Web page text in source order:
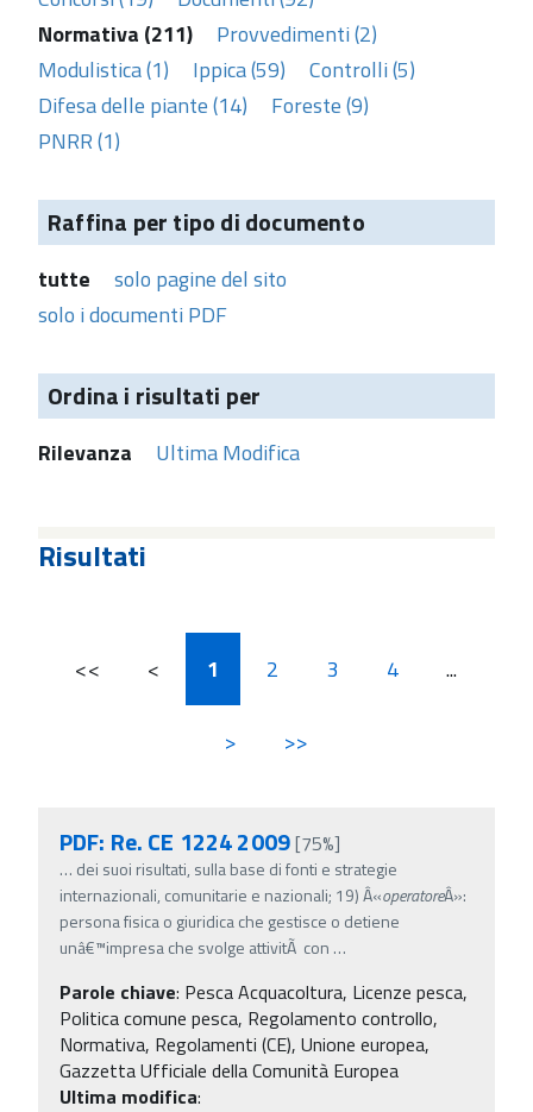
Normativa (211)
Provvedimenti (2)
Modulistica (1)
Ippica (59)
Controlli (5)
Difesa delle piante (14)
Foreste (9)
PNRR (1)
Raffina per tipo di documento
tutte
solo pagine del sito
solo i documenti PDF
Ordina i risultati per
Rilevanza Ultima Modifica
Risultati
<< < 1 2 3 4 ...
> >>
PDF: Re. CE 1224 2009[75%]
… dei suoi risultati, sulla base di fonti e strategie
internazionali, comunitarie e nazionali; 19) Â«operatoreÂ»:
persona fisica o giuridica che gestisce o detiene
unâ€™impresa che svolge attivitÃ con …
Parole chiave: Pesca Acquacoltura, Licenze pesca,
Politica comune pesca, Regolamento controllo,
Normativa, Regolamenti (CE), Unione europea,
Gazzetta Ufficiale della Comunità Europea
Ultima modifica: